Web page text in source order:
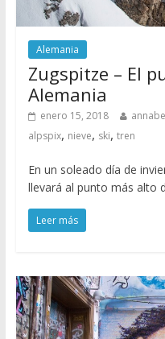
Alemania
Zugspitze – El
Alemania
enero 15, 2018
alpspix, nieve, ski, tren
En un soleado día de
llevará al punto más alto
Leer más